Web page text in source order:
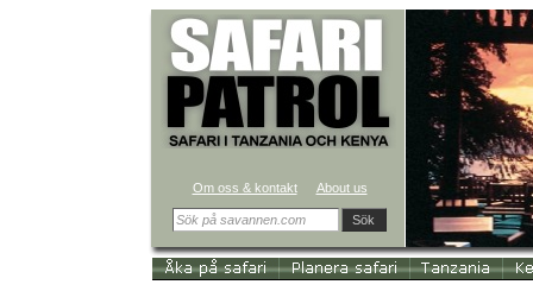
Om oss & kontakt About us
Sök